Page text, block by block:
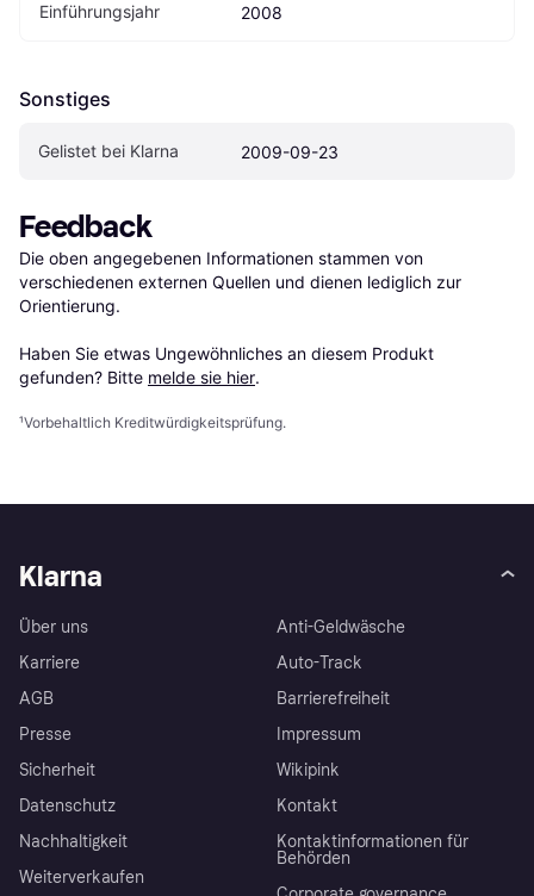
Einführungsjahr 2008
Sonstiges
Gelistet bei Klarna 2009-09-23
Feedback
Die oben angegebenen Informationen stammen von
verschiedenen externen Quellen und dienen lediglich zur
Orientierung.
Haben Sie etwas Ungewöhnliches an diesem Produkt
gefunden? Bitte melde sie hier.
¹Vorbehaltlich Kreditwürdigkeitsprüfung.
Klarna
Über uns
Karriere
AGB
Presse
Sicherheit
Datenschutz
Nachhaltigkeit
Weiterverkaufen
Anti-Geldwäsche
Auto-Track
Barrierefreiheit
Impressum
Wikipink
Kontakt
Kontaktinformationen für
Behörden